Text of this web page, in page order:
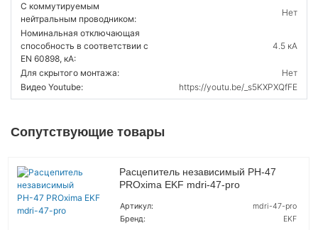
С коммутируемым
нейтральным проводником:
Нет
Номинальная отключающая
способность в соответствии с
EN 60898, кА:
4.5 кА
Для скрытого монтажа:
Нет
Видео Youtube:
https://youtu.be/_s5KXPXQfFE
Сопутствующие товары
Расцепитель независимый РН-47
PROxima EKF mdri-47-pro
Артикул:
mdri-47-pro
Бренд:
EKF